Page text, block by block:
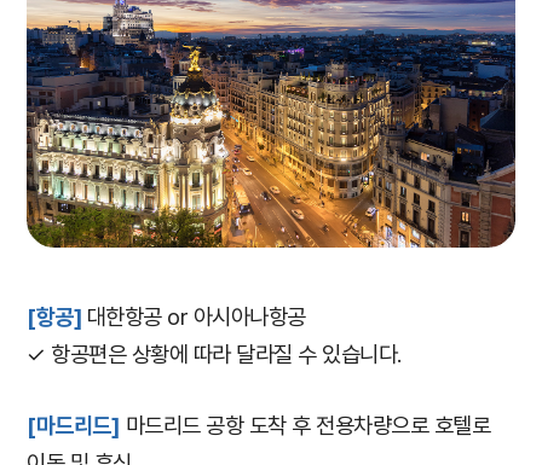
[항공] 대한항공 or 아시아나항공
✓ 항공편은 상황에 따라 달라질 수 있습니다.
[마드리드] 마드리드 공항 도착 후 전용차량으로 호텔로